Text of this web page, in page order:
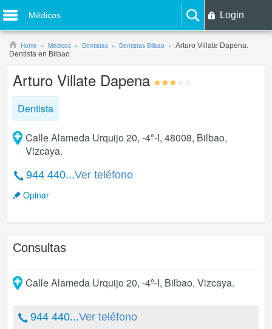
Médicos Login
Home Médicos Dentistas Dentistas Bilbao
Arturo Villate Dapena.
Dentista en Bilbao
Arturo Villate Dapena
Dentista
Calle Alameda Urquijo 20, -4º-I, 48008, Bilbao,
Vizcaya.
944 440...Ver teléfono
Opinar
Consultas
Calle Alameda Urquijo 20, -4º-I, Bilbao, Vizcaya.
944 440...Ver teléfono